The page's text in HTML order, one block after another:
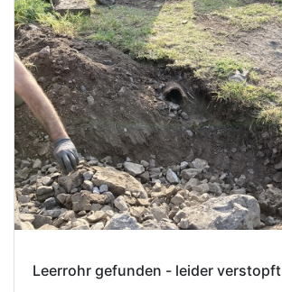
Leerrohr gefunden - leider verstopft